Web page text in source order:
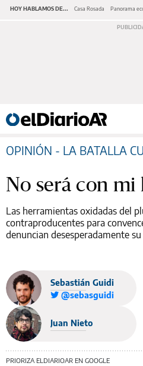
HOY HABLAMOS DE... Casa Rosada Panorama
OPINIÓN - LA BATALLA
No será con mi
Las herramientas oxidadas del
contraproducentes para
denuncian desesperadamente
Sebastián Guidi
@sebasguidi
Juan Nieto
PRIORIZA ELDIARIOAR EN GOOGLE